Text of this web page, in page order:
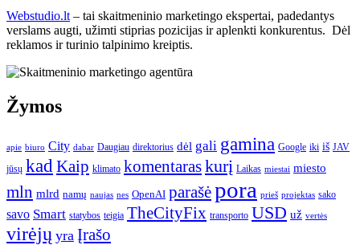
Webstudio.lt – tai skaitmeninio marketingo ekspertai, padedantys
verslams augti, užimti stiprias pozicijas ir aplenkti konkurentus. Dėl
reklamos ir turinio talpinimo kreiptis.
Žymos
apie biuro City dabar Daugiau direktorius dėl gali gamina Google iki iš JAV
jūsų kad Kaip klimato komentaraskurį Laikas miestai miesto
mln mlrd namų naujas nes OpenAI parašėpora prieš projektas sako
savo Smart statybos teigia TheCityFix transporto USD už vertės
virėjų yra Įrašo